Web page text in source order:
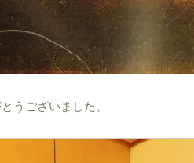
うございました。